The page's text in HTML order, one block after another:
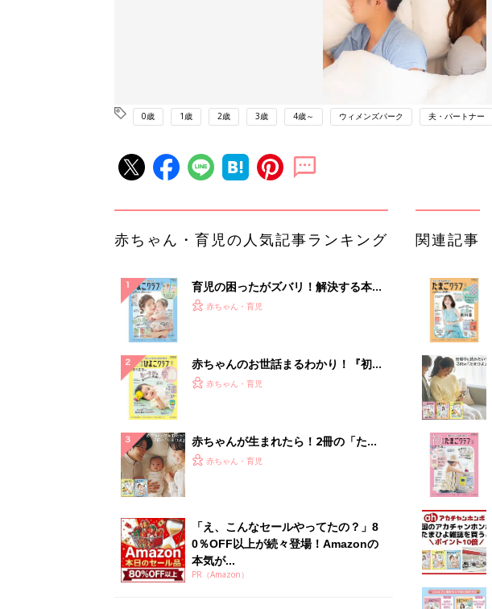
0歳 1歳 2歳 3歳 4歳～ ウィメンズパーク 夫・パートナー
赤ちゃん・育児の人気記事ランキング
育児の困ったがズバリ！解決する本
『ひよこクラブ 夏号』 4カ月～2才
赤ちゃん・育児
赤ちゃんのお世話まるわかり！『初め
てのひよこクラブ 夏号』〈巻頭大特
赤ちゃん・育児
赤ちゃんが生まれたら！2冊の「たま
ひよ」
赤ちゃん・育児
「え、こんなセールやってたの？」8
0％OFF以上が続々登場！Amazonの
本気が...
PR（Amazon）
関連記事